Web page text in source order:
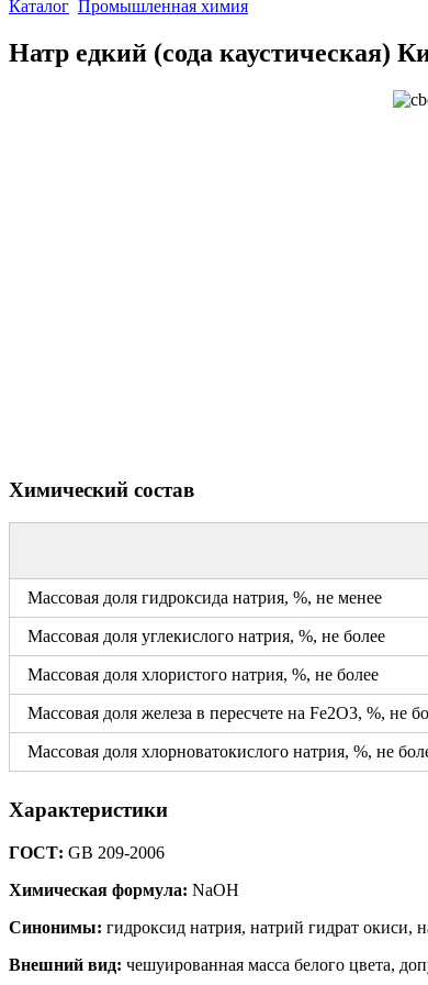
Каталог Промышленная химия
Натр едкий (сода каустическая)
Химический состав
Массовая доля гидроксида натрия, %, не менее
Массовая доля углекислого натрия, %, не более
Массовая доля хлористого натрия, %, не более
Массовая доля железа в пересчете на Fe2O3, %, не
Массовая доля хлорноватокислого натрия, %, не
Характеристики
ГОСТ: GB 209-2006
Химическая формула: NaOH
Синонимы: гидроксид натрия, натрий гидрат окиси,
Внешний вид: чешуированная масса белого цвета,